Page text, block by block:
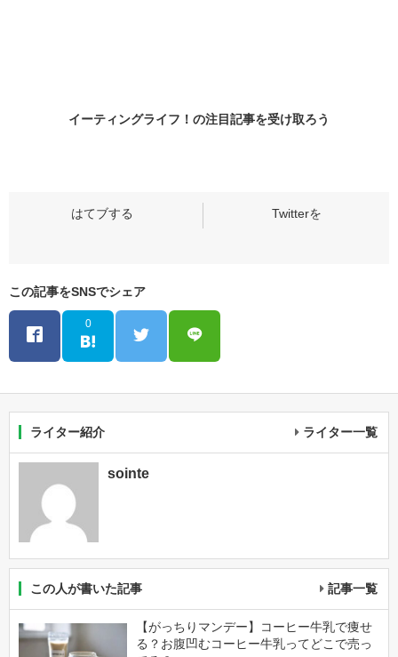
イーティングライフ！の注目記事を受け取ろう
この記事をSNSでシェア
0
ライター紹介 ライター一覧
sointe
この人が書いた記事 記事一覧
【がっちりマンデー】コーヒー牛乳で痩せ
る？お腹凹むコーヒー牛乳ってどこで売っ